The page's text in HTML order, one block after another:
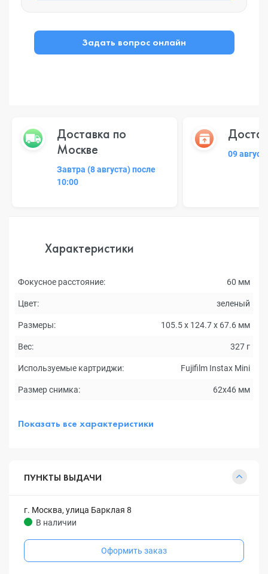
Задать вопрос онлайн
Доставка по
Москве
Завтра (8 августа) после
10:00
09
Характеристики
Фокусное расстояние: 60 мм
Цвет: зеленый
Размеры: 105.5 x 124.7 x 67.6 мм
Вес: 327 г
Используемые картриджи: Fujifilm Instах Mini
Размер снимка: 62x46 мм
Показать все характеристики
ПУНКТЫ ВЫДАЧИ
г. Москва, улица Барклая 8
В наличии
Оформить заказ